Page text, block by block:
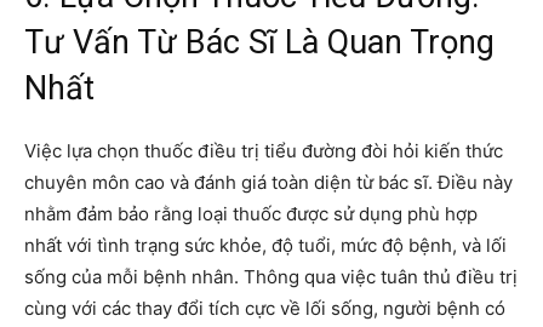
Tư Vấn Từ Bác Sĩ Là Quan Trọng
Nhất
Việc lựa chọn thuốc điều trị tiểu đường đòi hỏi kiến thức
chuyên môn cao và đánh giá toàn diện từ bác sĩ. Điều này
nhằm đảm bảo rằng loại thuốc được sử dụng phù hợp
nhất với tình trạng sức khỏe, độ tuổi, mức độ bệnh, và lối
sống của mỗi bệnh nhân. Thông qua việc tuân thủ điều trị
cùng với các thay đổi tích cực về lối sống, người bệnh có